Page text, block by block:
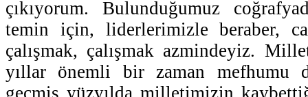
çıkıyorum. Bulunduğumuz
temin için, liderlerimizle beraber,
çalışmak, çalışmak azmindeyiz.
yıllar önemli bir zaman mefhumu
geçmiş yüzyılda milletimizin